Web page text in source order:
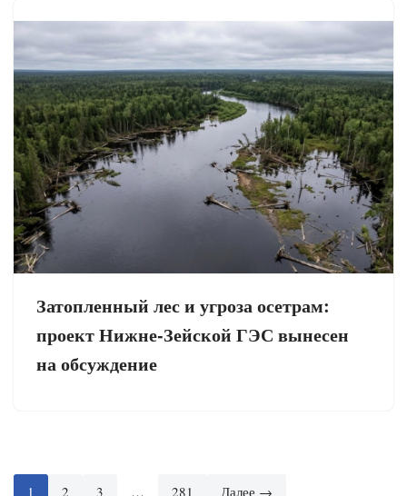
Затопленный лес и угроза осетрам:
проект Нижне-Зейской ГЭС вынесен
на обсуждение
1 2 3 … 281 Далее →